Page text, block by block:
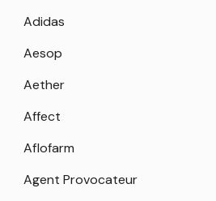
Adidas
Aesop
Aether
Affect
Aflofarm
Agent Provocateur